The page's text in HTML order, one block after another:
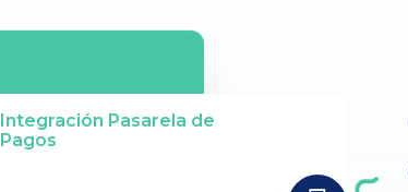
Integración Pasarela de
Pagos